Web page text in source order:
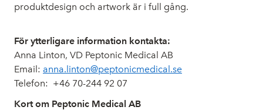
produktdesign och artwork är i full gång.
För ytterligare information kontakta:
Anna Linton, VD Peptonic Medical AB
Email: anna.linton@peptonicmedical.se
Telefon: +46 70-244 92 07
Kort om Peptonic Medical AB